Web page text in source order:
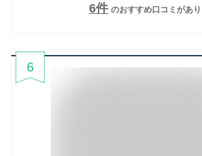
6件 のおすすめ口コミがあ
6